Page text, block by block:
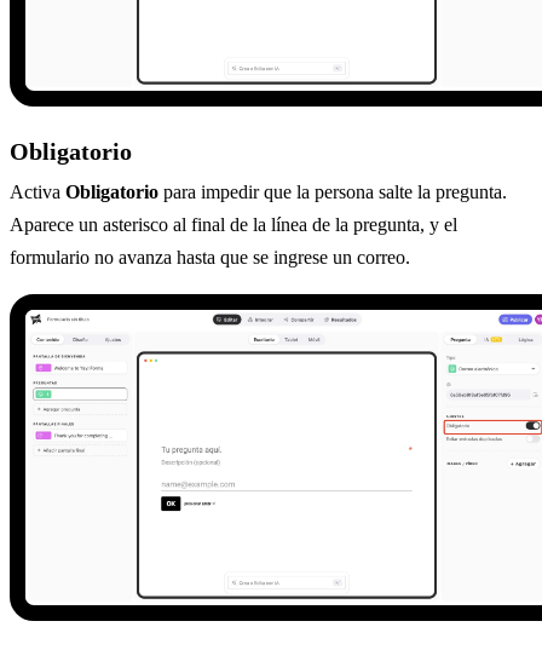
Obligatorio
Activa Obligatorio para impedir que la persona salte la pregunta.
Aparece un asterisco al final de la línea de la pregunta, y el
formulario no avanza hasta que se ingrese un correo.